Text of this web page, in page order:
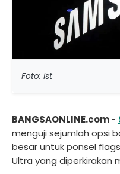
Foto: Ist
BANGSAONLINE.com-
menguji sejumlah opsi
besar untuk ponsel
Ultra yang diperkirakan